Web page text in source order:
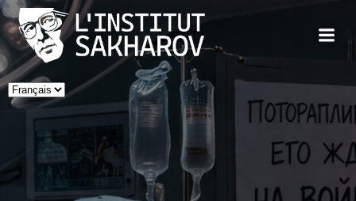
to
content
Choisir
une